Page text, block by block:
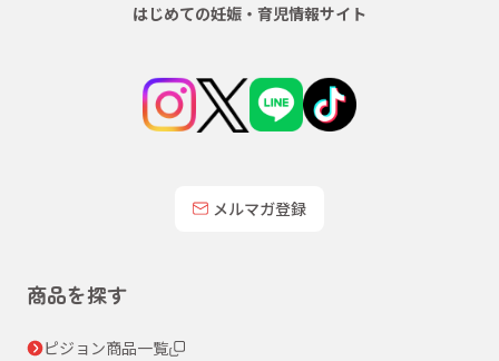
はじめての妊娠・育児情報サイト
メルマガ登録
商品を探す
ピジョン商品一覧